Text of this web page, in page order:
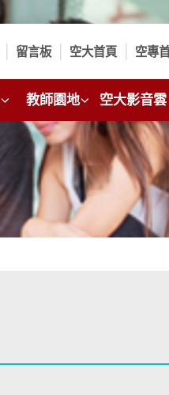
留言板 空大首頁 空專
教師園地 空大影音雲